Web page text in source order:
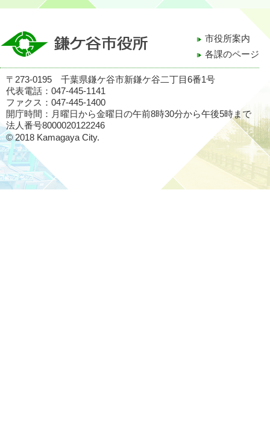
市役所案内
各課のページ
〒273-0195 千葉県鎌ケ谷市新鎌ケ谷二丁目6番1号
代表電話：047-445-1141
ファクス：047-445-1400
開庁時間：月曜日から金曜日の午前8時30分から午後5時まで
法人番号8000020122246
© 2018 Kamagaya City.